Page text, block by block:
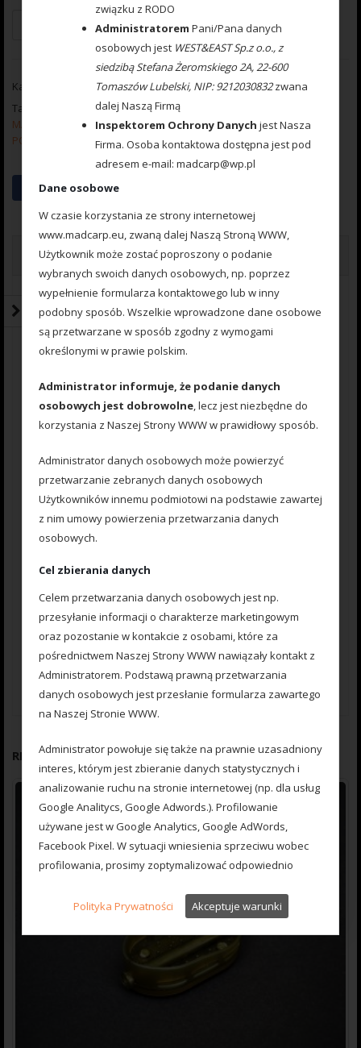
Dodaj do koszyka
Kategoria:
Method Feeder ARC BOAT ROMMY SPYDER HAND
Tag:
MAD CARP Koszyczek Method Feeder ARC MAD CARP PODAJNIK
PODAJNIKI MAD CARP ARC koszyk arc
Opis
Opis
777222018 Podajnik MAD CARP Method Feeder ARC7 FLAT 40g.
Podajnik do method feeder ARC to przelotowe koszyki
utrudniającymi splątanie zestawu. Dodatkowo żeberka
podajników ARC pozwalają umieścić przynętę idealnie w środku
podajnika. One charakteryzują się świetną aerodynamiką oraz
ułatwią wykonywanie celnych rzutów. Bardzo duża
wytrzymałość i niska cena sprawiają, że podajniki method
feeder MAD CARP ARC są bardzo popularne wśród wędkarzy.
Aktualnie jedna z najlepszych propozycji na polskim rynku.
Charakteryzuje się niezwykle wysoką jakością tworzywa z
Doskonale wykonany odlew obciążenia… no i stosunek ceny
w Polsce. Podajnik kompatybilny z lotkami MAD CARP
777222060, foremką z wypychaczem MAD CARP 777222030 i
foremką silikonową MAD CARP 777222059.
Wymiary podajnika: długi – 52 mm. (z gumką 75 mm.) szeroki –
28 mm. wysoki – 15 mm.
RELATED PRODUCTS
związku z RODO
Administratorem Pani/Pana danych
osobowych jest WEST&EAST Sp.z o.o., z
siedzibą Stefana Żeromskiego 2A, 22-600
Tomaszów Lubelski, NIP: 9212030832zwana
dalej Naszą Firmą
Inspektorem Ochrony Danych jest Nasza
Firma. Osoba kontaktowa dostępna jest pod
adresem e-mail: madcarp@wp.pl
Dane osobowe
W czasie korzystania ze strony internetowej
www.madcarp.eu, zwaną dalej Naszą Stroną WWW,
Użytkownik może zostać poproszony o podanie
wybranych swoich danych osobowych, np. poprzez
wypełnienie formularza kontaktowego lub w inny
podobny sposób. Wszelkie wprowadzone dane osobowe
są przetwarzane w sposób zgodny z wymogami
określonymi w prawie polskim.
Administrator informuje, że podanie danych
osobowych jest dobrowolne, lecz jest niezbędne do
korzystania z Naszej Strony WWW w prawidłowy sposób.
Administrator danych osobowych może powierzyć
przetwarzanie zebranych danych osobowych
Użytkowników innemu podmiotowi na podstawie zawartej
z nim umowy powierzenia przetwarzania danych
osobowych.
Cel zbierania danych
Celem przetwarzania danych osobowych jest np.
przesyłanie informacji o charakterze marketingowym
oraz pozostanie w kontakcie z osobami, które za
pośrednictwem Naszej Strony WWW nawiązały kontakt z
Administratorem. Podstawą prawną przetwarzania
danych osobowych jest przesłanie formularza zawartego
na Naszej Stronie WWW.
Administrator powołuje się także na prawnie uzasadniony
interes, którym jest zbieranie danych statystycznych i
analizowanie ruchu na stronie internetowej (np. dla usług
Google Analitycs, Google Adwords.). Profilowanie
używane jest w Google Analytics, Google AdWords,
Facebook Pixel. W sytuacji wniesienia sprzeciwu wobec
profilowania, prosimy zoptymalizować odpowiednio
Czas przetwarzania danych
Państwa dane osobowe będą przechowywane przez
okres funkcjonowania działalności gospodarczej Naszej
Polityka Prywatności Akceptuje warunki